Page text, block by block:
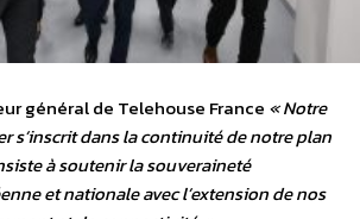
général de Telehouse France « Notre
s’inscrit dans la continuité de notre plan
à soutenir la souveraineté
et nationale avec l’extension de nos